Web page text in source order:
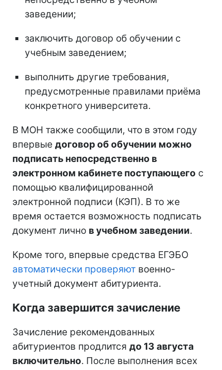
заведении;
заключить договор об обучении с
учебным заведением;
выполнить другие требования,
предусмотренные правилами приёма
конкретного университета.
В МОН также сообщили, что в этом году
впервые договор об обучении можно
подписать непосредственно в
электронном кабинете поступающего с
помощью квалифицированной
электронной подписи (КЭП). В то же
время остается возможность подписать
документ лично в учебном заведении.
Кроме того, впервые средства ЕГЭБО
автоматически проверяют военно-
учетный документ абитуриента.
Когда завершится зачисление
Зачисление рекомендованных
абитуриентов продлится до 13 августа
включительно. После выполнения всех